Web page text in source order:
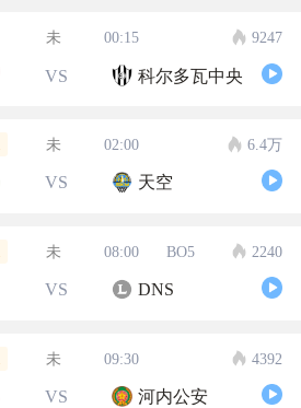
未 00:15 9247
VS 科尔多瓦中央
未 02:00 6.4万
VS 天空
未 08:00 BO5 2240
VS DNS
未 09:30 4392
VS 河内公安